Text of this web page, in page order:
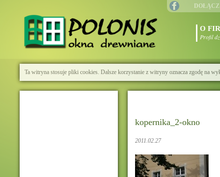
O
Profil
Ta witryna stosuje pliki cookies. Dalsze korzystanie z witryny oznacza zgodę na
kopernika_2-okno
2011.02.27